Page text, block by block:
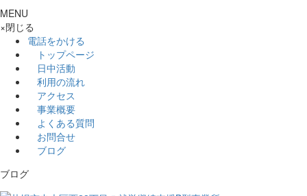
MENU
×閉じる
電話をかける
トップページ
日中活動
利用の流れ
アクセス
事業概要
よくある質問
お問合せ
ブログ
ブログ